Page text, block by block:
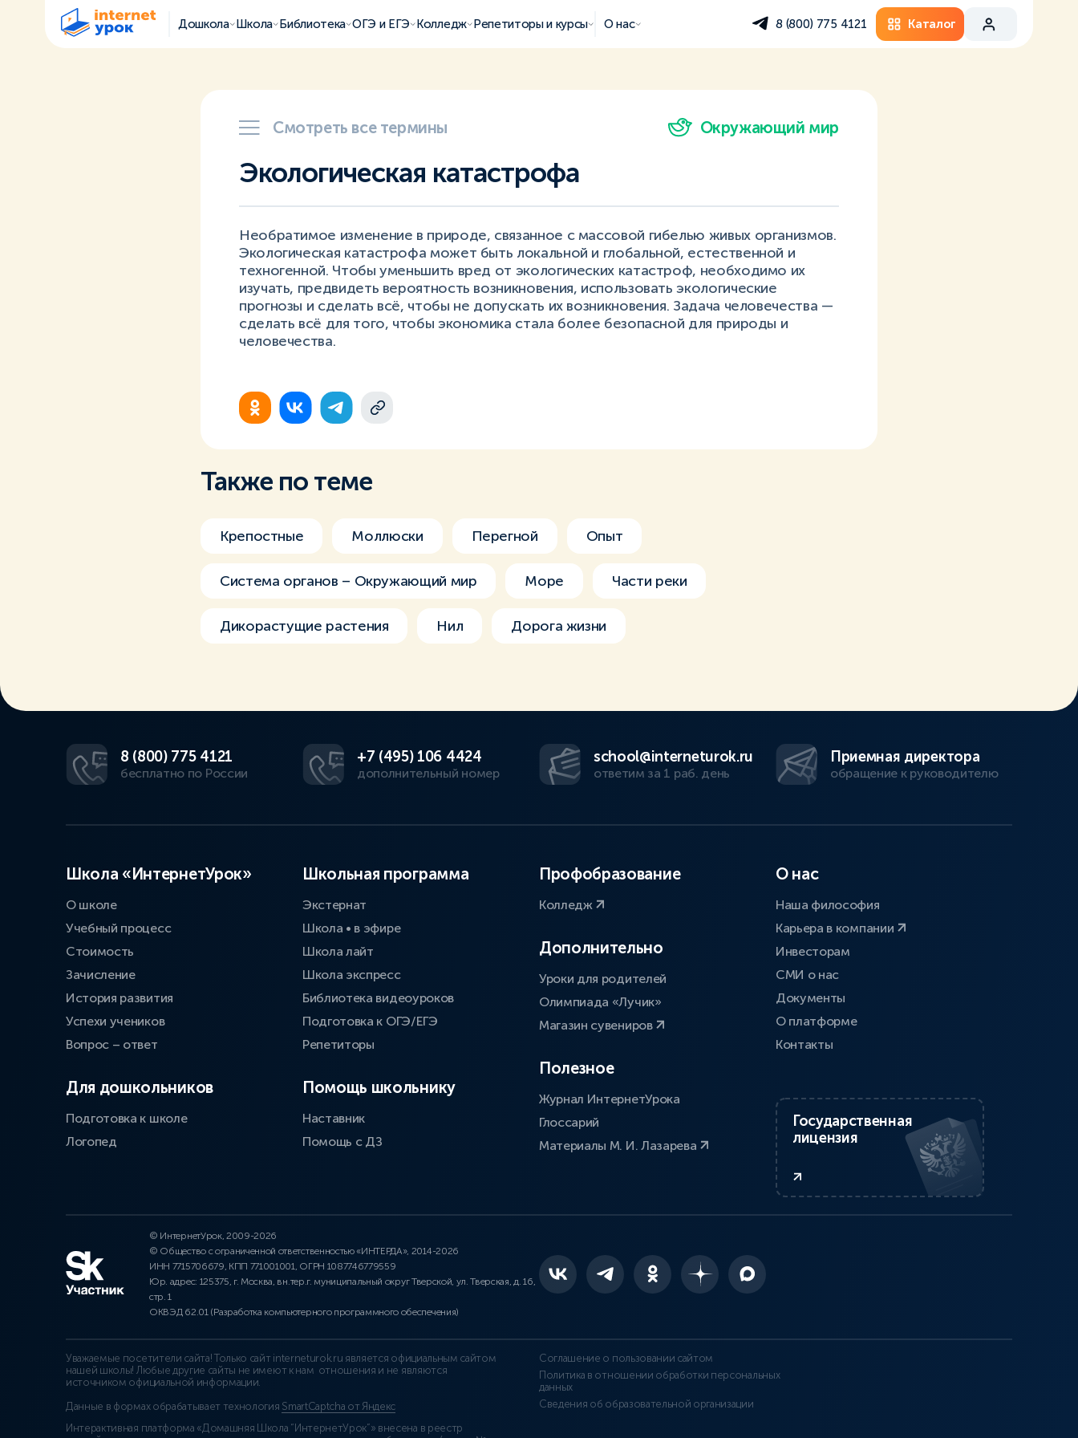
Дошкола Школа Библиотека ОГЭ и ЕГЭ Колледж Репетиторы и курсы О нас 8 (800) 775 4121 Каталог
Смотреть все термины Окружающий мир
Экологическая катастрофа
Необратимое изменение в природе, связанное с массовой гибелью живых организмов.
Экологическая катастрофа может быть локальной и глобальной, естественной и
техногенной. Чтобы уменьшить вред от экологических катастроф, необходимо их
изучать, предвидеть вероятность возникновения, использовать экологические
прогнозы и сделать всё, чтобы не допускать их возникновения. Задача человечества —
сделать всё для того, чтобы экономика стала более безопасной для природы и
человечества.
Также по теме
Крепостные Моллюски Перегной Опыт
Система органов – Окружающий мир Море Части реки
Дикорастущие растения Нил Дорога жизни
8 (800) 775 4121
бесплатно по России
+7 (495) 106 4424
дополнительный номер
school@interneturok.ru
ответим за 1 раб. день
Приемная директора
обращение к руководителю
Школа «ИнтернетУрок»
О школе
Учебный процесс
Стоимость
Зачисление
История развития
Успехи учеников
Вопрос – ответ
Для дошкольников
Подготовка к школе
Логопед
Школьная программа
Экстернат
Школа • в эфире
Школа лайт
Школа экспресс
Библиотека видеоуроков
Подготовка к ОГЭ/ЕГЭ
Репетиторы
Помощь школьнику
Наставник
Помощь с ДЗ
Профобразование
Колледж
Дополнительно
Уроки для родителей
Олимпиада «Лучик»
Магазин сувениров
Полезное
Журнал ИнтернетУрока
Глоссарий
Материалы М. И. Лазарева
О нас
Наша философия
Карьера в компании
Инвесторам
СМИ о нас
Документы
О платформе
Контакты
Государственная
лицензия
© ИнтернетУрок, 2009-2026
© Общество с ограниченной ответственностью «ИНТЕРДА», 2014-2026
ИНН 7715706679, КПП 771001001, ОГРН 1087746779559
Юр. адрес: 125375, г. Москва, вн.тер.г. муниципальный округ Тверской, ул. Тверская, д. 16,
стр. 1
ОКВЭД 62.01 (Разработка компьютерного программного обеспечения)
Уважаемые посетители сайта! Только сайт interneturok.ru является официальным сайтом
нашей школы! Любые другие сайты не имеют к нам отношения и не являются
источником официальной информации.
Данные в формах обрабатывает технология SmartCaptcha от Яндекс
Интерактивная платформа «Домашняя Школа “ИнтернетУрок”» внесена в реестр
Соглашение о пользовании сайтом
Политика в отношении обработки персональных
данных
Сведения об образовательной организации